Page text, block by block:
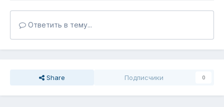
Ответить в тему...
Share Подписчики 0